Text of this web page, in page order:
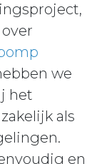
we
het
als
en